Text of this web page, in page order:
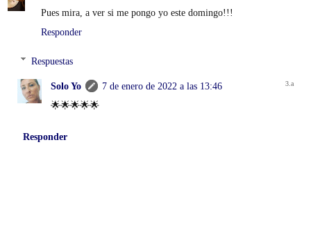
Pues mira, a ver si me pongo yo este domingo!!!
Responder
Respuestas
Solo Yo
7 de enero de 2022 a las 13:46
🌟🌟🌟🌟🌟
Responder